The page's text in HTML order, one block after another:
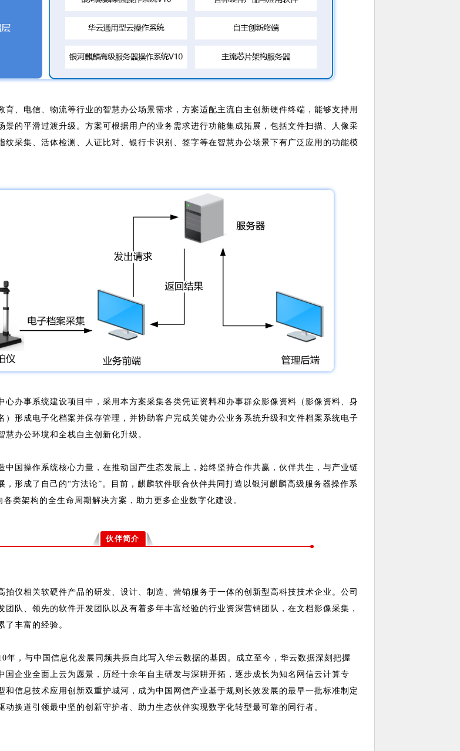
育、电信、物流等行业的智慧办公场景需求，方案适配主流自主创新硬件终端，能够支持用
景的平滑过渡升级。方案可根据用户的业务需求进行功能集成拓展，包括文件扫描、人像采
纹采集、活体检测、人证比对、银行卡识别、签字等在智慧办公场景下有广泛应用的功能模
心办事系统建设项目中，采用本方案采集各类凭证资料和办事群众影像资料（影像资料、身
）形成电子化档案并保存管理，并协助客户完成关键办公业务系统升级和文件档案系统电子
慧办公环境和全栈自主创新化升级。
中国操作系统核心力量，在推动国产生态发展上，始终坚持合作共赢，伙伴共生，与产业链
，形成了自己的“方法论”。目前，麒麟软件联合伙伴共同打造以银河麒麟高级服务器操作系
类架构的全生命周期解决方案，助力更多企业数字化建设。
伙伴简介
拍仪相关软硬件产品的研发、设计、制造、营销服务于一体的创新型高科技技术企业。公司
团队、领先的软件开发团队以及有着多年丰富经验的行业资深营销团队，在文档影像采集，
了丰富的经验。
年，与中国信息化发展同频共振自此写入华云数据的基因。成立至今，华云数据深刻把握
国企业全面上云为愿景，历经十余年自主研发与深耕开拓，逐步成长为知名网信云计算专
和信息技术应用创新双重护城河，成为中国网信产业基于规则长效发展的最早一批标准制定
动换道引领最中坚的创新守护者、助力生态伙伴实现数字化转型最可靠的同行者。